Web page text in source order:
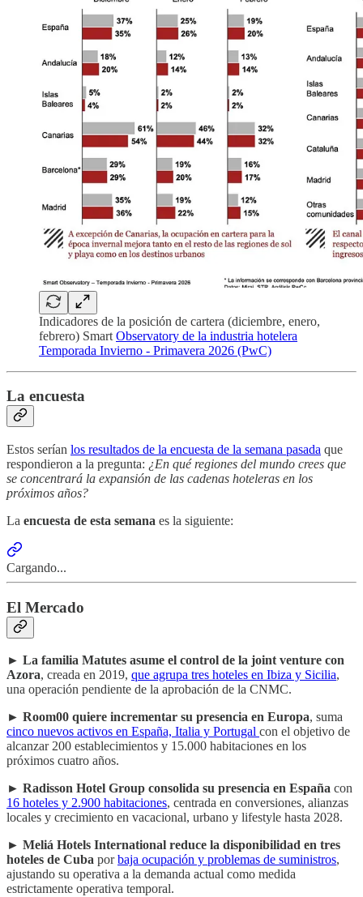
Indicadores de la posición de cartera (diciembre, enero,
febrero) Smart Observatory de la industria hotelera
Temporada Invierno - Primavera 2026 (PwC)
La encuesta
Estos serían los resultados de la encuesta de la semana pasada que
respondieron a la pregunta: ¿En qué regiones del mundo crees que
se concentrará la expansión de las cadenas hoteleras en los
próximos años?
La encuesta de esta semana es la siguiente:
Cargando...
El Mercado
► La familia Matutes asume el control de la joint venture con
Azora, creada en 2019, que agrupa tres hoteles en Ibiza y Sicilia,
una operación pendiente de la aprobación de la CNMC.
► Room00 quiere incrementar su presencia en Europa, suma
cinco nuevos activos en España, Italia y Portugal con el objetivo de
alcanzar 200 establecimientos y 15.000 habitaciones en los
próximos cuatro años.
► Radisson Hotel Group consolida su presencia en España con
16 hoteles y 2.900 habitaciones, centrada en conversiones, alianzas
locales y crecimiento en vacacional, urbano y lifestyle hasta 2028.
► Meliá Hotels International reduce la disponibilidad en tres
hoteles de Cuba porbaja ocupación y problemas de suministros,
ajustando su operativa a la demanda actual como medida
estrictamente operativa temporal.